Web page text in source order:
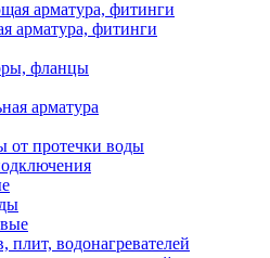
арматура, фитинги
фланцы
арматура
от протечки воды